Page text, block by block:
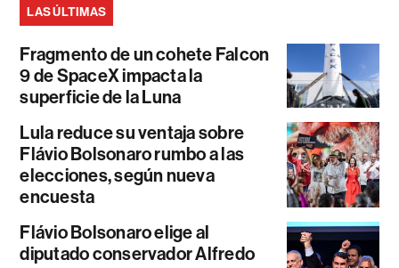
LAS ÚLTIMAS
Fragmento de un cohete Falcon
9 de SpaceX impacta la
superficie de la Luna
Lula reduce su ventaja sobre
Flávio Bolsonaro rumbo a las
elecciones, según nueva
encuesta
Flávio Bolsonaro elige al
diputado conservador Alfredo